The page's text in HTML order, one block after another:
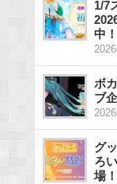
1/7
中！
ボ
ブ
グ
ろ
場